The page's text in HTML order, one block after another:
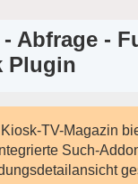
- Abfrage -
Plugin
TV-Magazin
Such-